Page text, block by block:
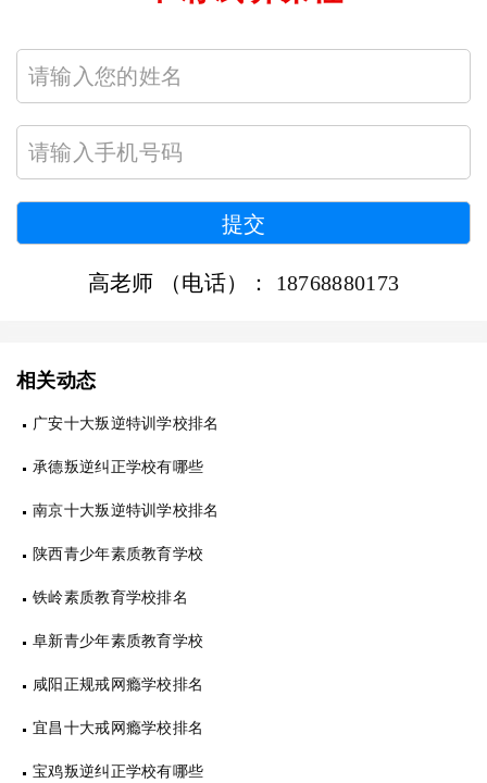
高老师 （电话）： 18768880173
相关动态
广安十大叛逆特训学校排名
承德叛逆纠正学校有哪些
南京十大叛逆特训学校排名
陕西青少年素质教育学校
铁岭素质教育学校排名
阜新青少年素质教育学校
咸阳正规戒网瘾学校排名
宜昌十大戒网瘾学校排名
宝鸡叛逆纠正学校有哪些